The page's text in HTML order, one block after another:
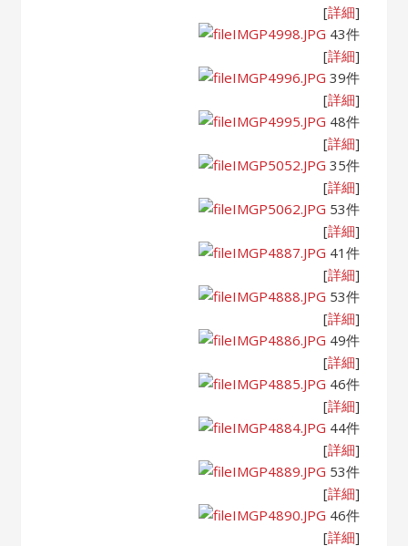
[詳細]
IMGP4998.JPG 43件
[詳細]
IMGP4996.JPG 39件
[詳細]
IMGP4995.JPG 48件
[詳細]
IMGP5052.JPG 35件
[詳細]
IMGP5062.JPG 53件
[詳細]
IMGP4887.JPG 41件
[詳細]
IMGP4888.JPG 53件
[詳細]
IMGP4886.JPG 49件
[詳細]
IMGP4885.JPG 46件
[詳細]
IMGP4884.JPG 44件
[詳細]
IMGP4889.JPG 53件
[詳細]
IMGP4890.JPG 46件
[詳細]